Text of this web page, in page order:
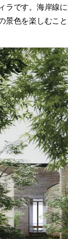
ラです。海岸線に
景色を楽しむこと